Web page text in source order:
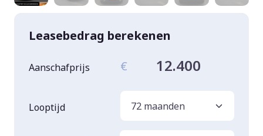
Leasebedrag berekenen
Aanschafprijs € 12.400
Looptijd